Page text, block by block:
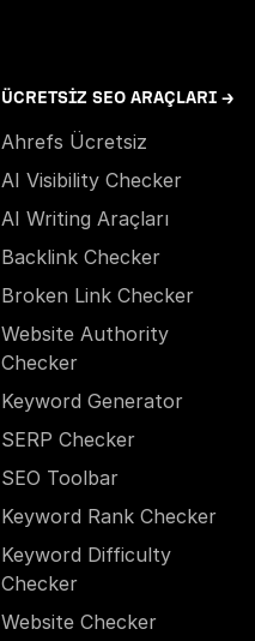
ÜCRETSIZ SEO ARAÇLARI →
Ahrefs Ücretsiz
AI Visibility Checker
AI Writing Araçları
Backlink Checker
Broken Link Checker
Website Authority
Checker
Keyword Generator
SERP Checker
SEO Toolbar
Keyword Rank Checker
Keyword Difficulty
Checker
Website Checker